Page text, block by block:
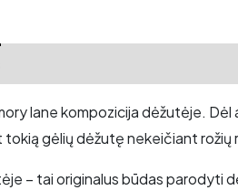
lane kompozicija dėžutėje.
tokią gėlių dėžutę nekeičiant rožių
– tai originalus būdas parodyti